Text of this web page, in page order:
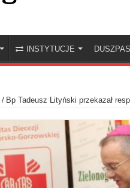
INSTYTUCJE
/ Bp Tadeusz Lityński przekazał